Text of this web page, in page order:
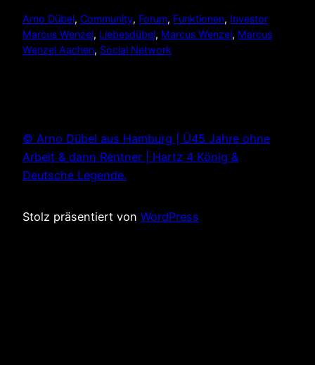
Arno Dübel, Community, Forum, Funktionen, Investor
Marcus Wenzel, Liebesdübel, Marcus Wenzel, Marcus
Wenzel Aachen, Social Network
© Arno Dübel aus Hamburg | Ü45 Jahre ohne
Arbeit & dann Rentner | Hartz 4 König &
Deutsche Legende.
Stolz präsentiert von WordPress